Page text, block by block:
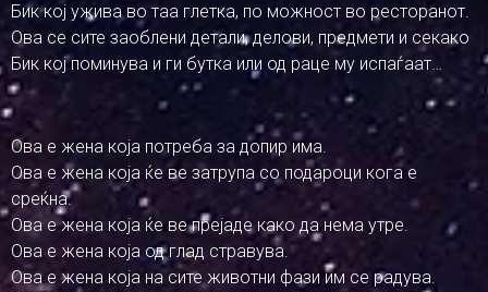
Бик кој ужива во таа глетка, по можност во ресторанот.
Ова се сите заоблени детали, делови, предмети и секако
Бик кој поминува и ги бутка или од раце му испаѓаат…
Ова е жена која потреба за допир има.
Ова е жена која ќе ве затрупа со подароци кога е
среќна.
Ова е жена која ќе ве прејаде како да нема утре.
Ова е жена која од глад стравува.
Ова е жена која на сите животни фази им се радува.